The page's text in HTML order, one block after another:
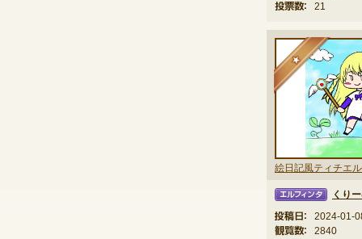
投票数：
21
絵日記風ティチエル
★
くり
投稿日：
2024-01-
観覧数：
2840